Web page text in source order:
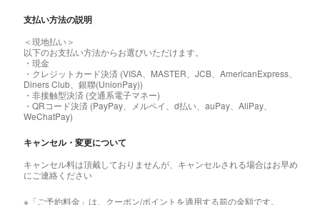
支払い方法の説明
＜現地払い＞
以下のお支払い方法からお選びいただけます。
・現金
・クレジットカード決済 (VISA、MASTER、JCB、AmericanExpress、
Diners Club、銀聯(UnionPay))
・非接触型決済 (交通系電子マネー)
・QRコード決済 (PayPay、メルペイ、d払い、auPay、AliPay、
WeChatPay)
キャンセル・変更について
キャンセル料は頂戴しておりませんが、キャンセルされる場合はお早め
にご連絡ください
※「ご予約料金」は、クーポン/ポイントを適用する前の金額です。